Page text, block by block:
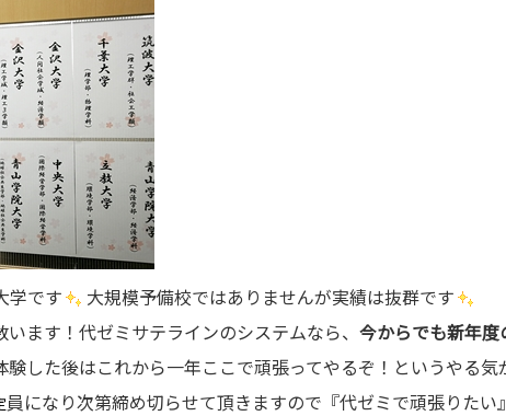
学です
大規模予備校ではありませんが実績は抜群です
ます！代ゼミサテラインのシステムなら、 今からでも新年
した後はこれから一年ここで頑張ってやるぞ！というやる
員になり次第締め切らせて頂きますので『代ゼミで頑張りた